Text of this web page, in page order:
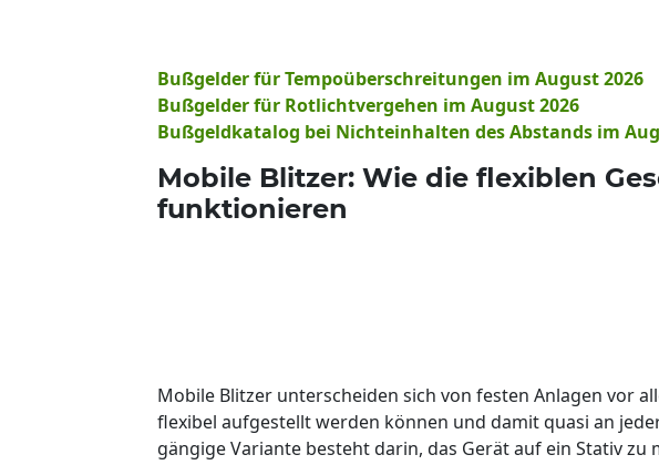
Bußgelder für Tempoüberschreitungen im August 2026
Bußgelder für Rotlichtvergehen im August 2026
Bußgeldkatalog bei Nichteinhalten des Abstands im
Mobile Blitzer: Wie die flexiblen
funktionieren
Mobile Blitzer unterscheiden sich von festen Anlagen vor
flexibel aufgestellt werden können und damit quasi an
gängige Variante besteht darin, das Gerät auf ein Stativ